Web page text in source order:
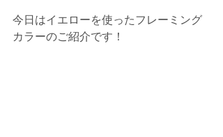
今日はイエローを使ったフレーミング
カラーのご紹介です！